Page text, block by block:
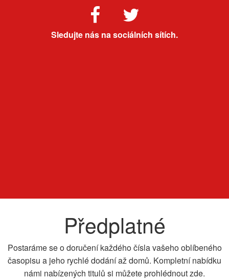
Sledujte nás na sociálních sítích.
Předplatné
Postaráme se o doručení každého čísla vašeho oblíbeného
časopisu a jeho rychlé dodání až domů. Kompletní nabídku
námi nabízených titulů si můžete prohlédnout zde.